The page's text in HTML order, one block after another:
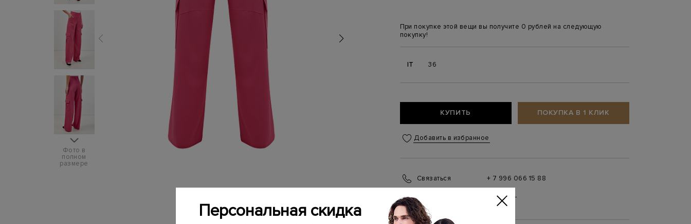
Фото в
полном
размере
При покупке этой вещи вы получите 0 рублей на следующую
покупку!
IT 36
КУПИТЬ ПОКУПКА В 1 КЛИК
Добавить в избранное
Связаться
+ 7 996 066 15 88
(ежедневно с 10:00 до 21:00)
Персональная скидка